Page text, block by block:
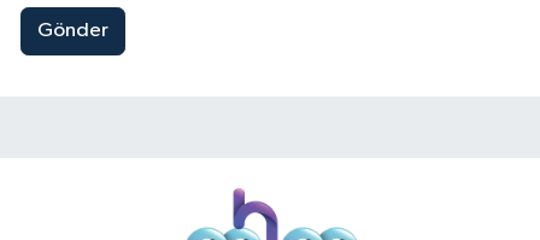
Gönder